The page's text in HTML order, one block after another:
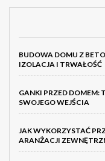
BUDOWA DOMU Z
IZOLACJA I TRWAŁOŚĆ
GANKI PRZED DOMEM:
SWOJEGO WEJŚCIA
JAK WYKORZYSTAĆ
ARANŻACJI